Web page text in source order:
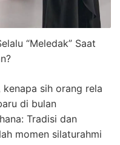
“Meledak” Saat
sih orang rela
di bulan
Tradisi dan
momen silaturahmi